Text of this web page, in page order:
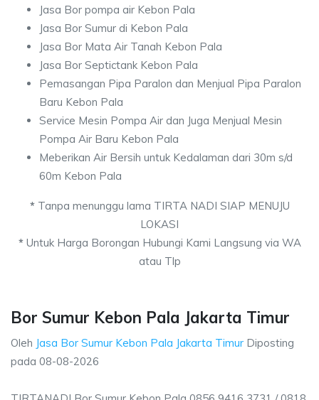
Jasa Bor pompa air Kebon Pala
Jasa Bor Sumur di Kebon Pala
Jasa Bor Mata Air Tanah Kebon Pala
Jasa Bor Septictank Kebon Pala
Pemasangan Pipa Paralon dan Menjual Pipa Paralon
Baru Kebon Pala
Service Mesin Pompa Air dan Juga Menjual Mesin
Pompa Air Baru Kebon Pala
Meberikan Air Bersih untuk Kedalaman dari 30m s/d
60m Kebon Pala
*Tanpa menunggu lama TIRTA NADI SIAP MENUJU
LOKASI
*Untuk Harga Borongan Hubungi Kami Langsung via WA
atau Tlp
Bor Sumur Kebon Pala Jakarta Timur
Oleh Jasa Bor Sumur Kebon Pala Jakarta Timur Diposting
pada 08-08-2026